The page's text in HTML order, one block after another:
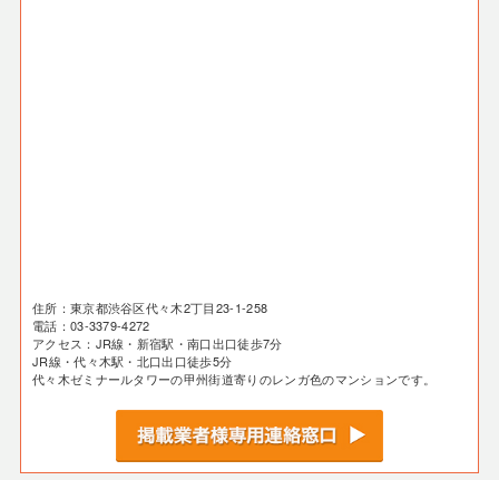
住所：東京都渋谷区代々木2丁目23-1-258
電話：03-3379-4272
アクセス：JR線・新宿駅・南口出口徒歩7分
JR線・代々木駅・北口出口徒歩5分
代々木ゼミナールタワーの甲州街道寄りのレンガ色のマンションです。